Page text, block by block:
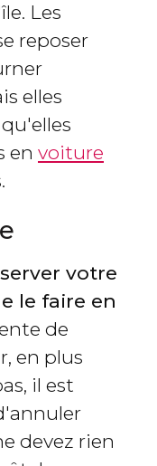
Les
reposer
elles
en voiture
votre
le faire en
de
en plus
il est
devez rien